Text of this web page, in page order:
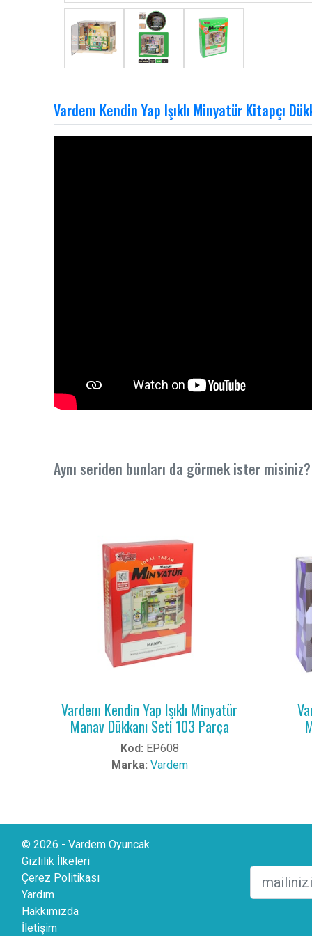
Vardem Kendin Yap Işıklı Minyatür Kitapçı
Aynı seriden bunları da görmek ister misiniz?
Vardem Kendin Yap Işıklı Minyatür
Manav Dükkanı Seti 103 Parça
Kod: EP608
Marka: Vardem
© 2026 - Vardem Oyuncak
Gizlilik İlkeleri
Çerez Politikası
Yardım
Hakkımızda
İletişim